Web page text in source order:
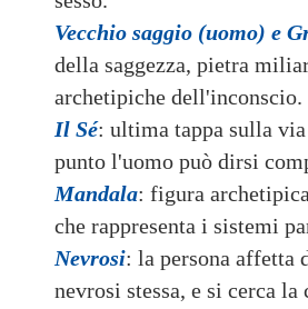
Vecchio saggio (uomo) e
della saggezza, pietra
archetipiche dell'inconscio.
Il Sé: ultima tappa sulla
punto l'uomo può dirsi
Mandala: figura
che rappresenta i sistemi
Nevrosi: la persona affetta
nevrosi stessa, e si cerca